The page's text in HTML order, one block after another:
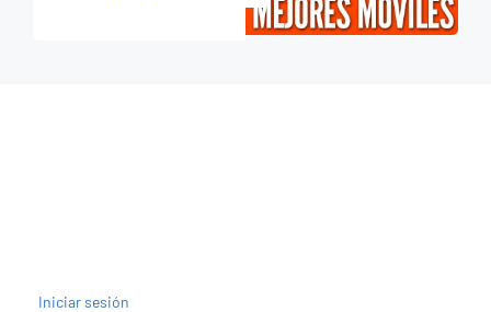
Iniciar sesión